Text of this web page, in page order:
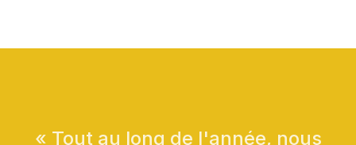
« Tout au long de l'année, nous